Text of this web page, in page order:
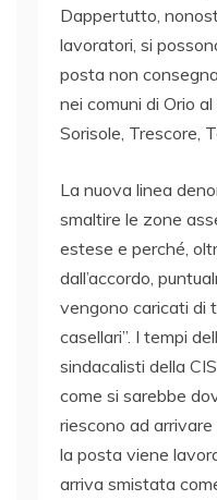
Dappertutto,
lavoratori, si
posta non
nei comuni di Orio
Sorisole, Trescore,
La nuova linea
smaltire le zone
estese e perché,
dall’accordo,
vengono caricati di
casellari”. I tempi
sindacalisti della
come si sarebbe
riescono ad
la posta viene
arriva smistata